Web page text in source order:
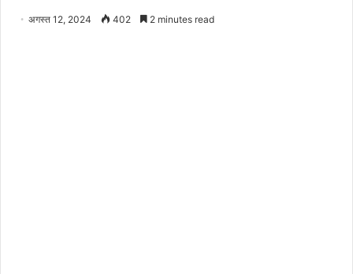
अगस्त 12, 2024 402 2 minutes read